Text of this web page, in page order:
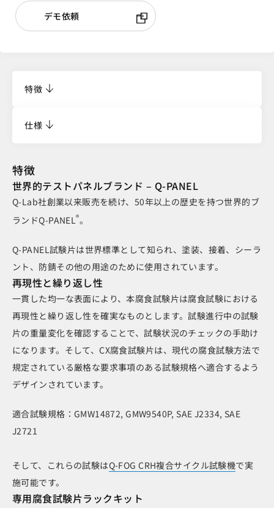
デモ依頼
特徴
仕様
特徴
世界的テストパネルブランド – Q-PANEL
Q-Lab社創業以来販売を続け、50年以上の歴史を持つ世界的ブ
ランドQ-PANEL®。
Q-PANEL試験片は世界標準として知られ、塗装、接着、シーラ
ント、防錆その他の用途のために使用されています。
再現性と繰り返し性
一貫した均一な表面により、本腐食試験片は腐食試験における
再現性と繰り返し性を確実なものとします。試験進行中の試験
片の重量変化を確認することで、試験状況のチェックの手助け
になります。そして、CX腐食試験片は、現代の腐食試験方法で
規定されている厳格な要求事項のある試験規格へ適合するよう
デザインされています。
適合試験規格：GMW14872, GMW9540P, SAE J2334, SAE
J2721
そして、これらの試験はQ-FOG CRH複合サイクル試験機で実
施可能です。
専用腐食試験片ラックキット